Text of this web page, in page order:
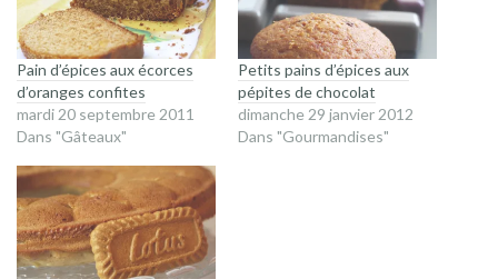
Pain d’épices aux écorces
d’oranges confites
mardi 20 septembre 2011
Dans "Gâteaux"
Petits pains d’épices aux
pépites de chocolat
dimanche 29 janvier 2012
Dans "Gourmandises"